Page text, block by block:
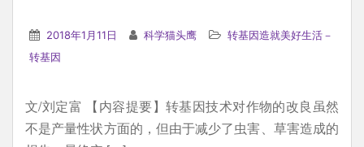
2018年1月11日 科学猫头鹰
转基因造就美好生活－
转基因
文/刘定富 【内容提要】转基因技术对作物的改良虽然
不是产量性状方面的，但由于减少了虫害、草害造成的